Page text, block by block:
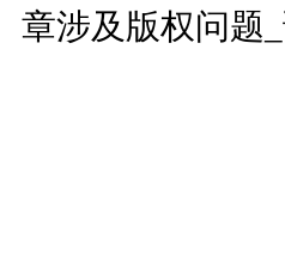
章涉及版权问题